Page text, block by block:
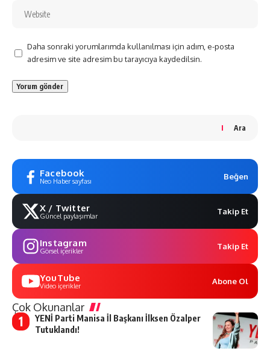
Daha sonraki yorumlarımda kullanılması için adım, e-posta
adresim ve site adresim bu tarayıcıya kaydedilsin.
Ara
Facebook
Neo Haber sayfası Beğen
X / Twitter
Güncel paylaşımlar Takip Et
Instagram
Görsel içerikler Takip Et
YouTube
Video içerikler Abone Ol
Çok Okunanlar
YENİ Parti Manisa İl Başkanı İlksen Özalper
Tutuklandı!